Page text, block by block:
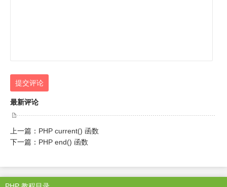
提交评论
最新评论
上一篇： PHP current() 函数
下一篇： PHP end() 函数